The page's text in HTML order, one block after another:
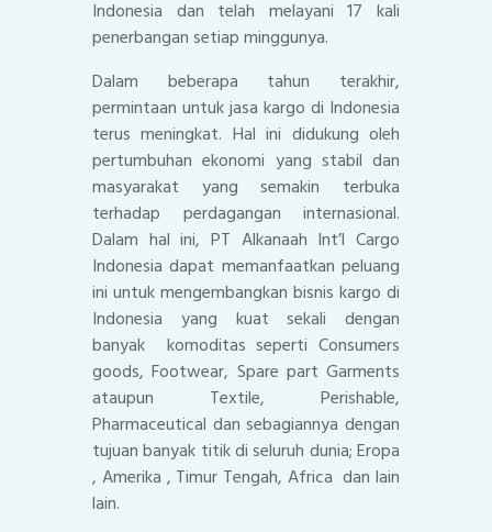
Indonesia dan telah melayani 17 kali
penerbangan setiap minggunya.
Dalam beberapa tahun terakhir,
permintaan untuk jasa kargo di Indonesia
terus meningkat. Hal ini didukung oleh
pertumbuhan ekonomi yang stabil dan
masyarakat yang semakin terbuka
terhadap perdagangan internasional.
Dalam hal ini, PT Alkanaah Int’l Cargo
Indonesia dapat memanfaatkan peluang
ini untuk mengembangkan bisnis kargo di
Indonesia yang kuat sekali dengan
banyak komoditas seperti Consumers
goods, Footwear, Spare part Garments
ataupun Textile, Perishable,
Pharmaceutical dan sebagiannya dengan
tujuan banyak titik di seluruh dunia; Eropa
, Amerika , Timur Tengah, Africa dan lain
lain.